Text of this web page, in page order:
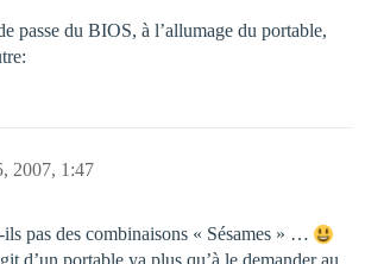
passe du BIOS, à l’allumage du portable,
2007, 1:47
pas des combinaisons « Sésames » …
d’un portable ya plus qu’à le demander au